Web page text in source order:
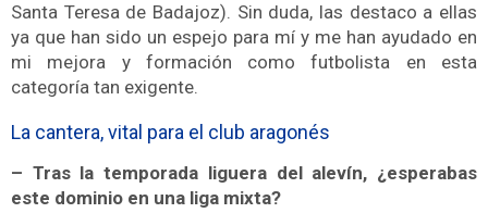
Santa Teresa de Badajoz). Sin duda, las destaco a ellas
ya que han sido un espejo para mí y me han ayudado en
mi mejora y formación como futbolista en esta
categoría tan exigente.
La cantera, vital para el club aragonés
– Tras la temporada liguera del alevín, ¿esperabas
este dominio en una liga mixta?